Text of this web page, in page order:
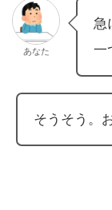
あなた
急
一
そうそう。